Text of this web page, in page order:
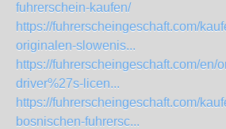
fuhrerschein-kaufen/
https://fuhrerscheingeschaft.com/
originalen-slowenis...
https://fuhrerscheingeschaft.com/en/
driver%27s-licen...
https://fuhrerscheingeschaft.com/
bosnischen-fuhrersc...